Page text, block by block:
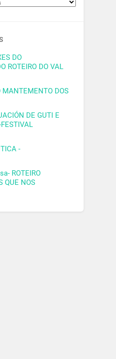
DO
ROTEIRO DO VAL
MANTEMENTO DOS
DE GUTI E
-
ROTEIRO
QUE NOS